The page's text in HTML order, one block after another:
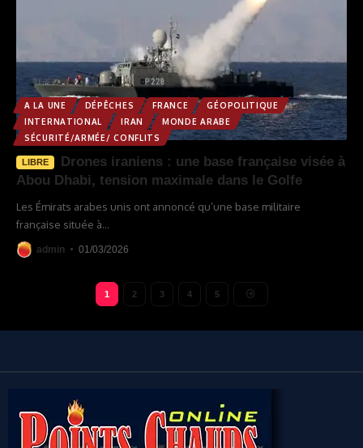
A LA UNE DÉPÊCHES FRANCE
GÉOPOLITIQUE
INTERNATIONAL
IRAN
MONDE ARABE
SÉCURITÉ/ARMÉE/ CONFLITS
LIBRE
Drones iraniens : une base française visée à
Abou Dhabi, tension maximale dans le Golfe
Les Émirats arabes unis ont annoncé qu’une base militaire
française située à…
admin 01/03/2026
1 2 3 4 5